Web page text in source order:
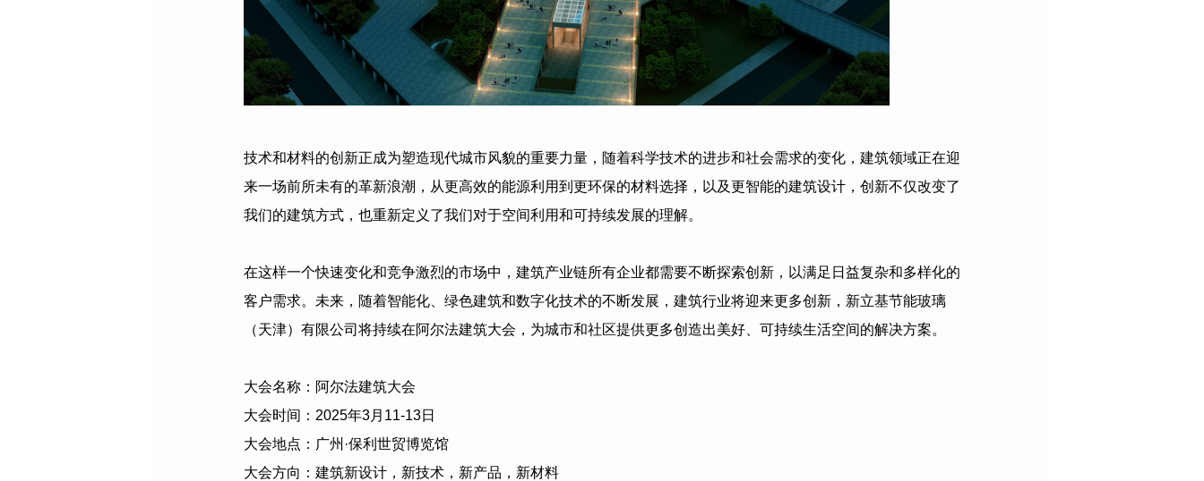
技术和材料的创新正成为塑造现代城市风貌的重要力量，随着科学技术的进步和社会需求的变化，建筑领域正在迎
来一场前所未有的革新浪潮，从更高效的能源利用到更环保的材料选择，以及更智能的建筑设计，创新不仅改变了
我们的建筑方式，也重新定义了我们对于空间利用和可持续发展的理解。
在这样一个快速变化和竞争激烈的市场中，建筑产业链所有企业都需要不断探索创新，以满足日益复杂和多样化的
客户需求。未来，随着智能化、绿色建筑和数字化技术的不断发展，建筑行业将迎来更多创新， 新立基节能玻璃
（天津）有限公司 将持续在阿尔法建筑大会，为城市和社区提供更多创造出美好、可持续生活空间的解决方案。
大会名称：阿尔法建筑大会
大会时间： 2025年3月 11-13日
大会地点：广州·保利世贸博览馆
大会方向：建筑新设计，新技术，新产品，新材料